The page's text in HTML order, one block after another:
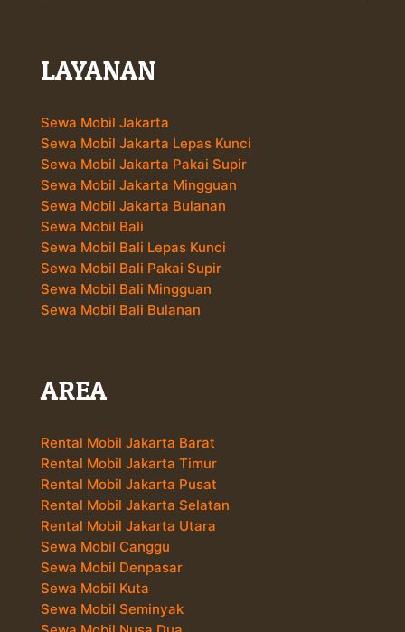
LAYANAN
Sewa Mobil Jakarta
Sewa Mobil Jakarta Lepas Kunci
Sewa Mobil Jakarta Pakai Supir
Sewa Mobil Jakarta Mingguan
Sewa Mobil Jakarta Bulanan
Sewa Mobil Bali
Sewa Mobil Bali Lepas Kunci
Sewa Mobil Bali Pakai Supir
Sewa Mobil Bali Mingguan
Sewa Mobil Bali Bulanan
AREA
Rental Mobil Jakarta Barat
Rental Mobil Jakarta Timur
Rental Mobil Jakarta Pusat
Rental Mobil Jakarta Selatan
Rental Mobil Jakarta Utara
Sewa Mobil Canggu
Sewa Mobil Denpasar
Sewa Mobil Kuta
Sewa Mobil Seminyak